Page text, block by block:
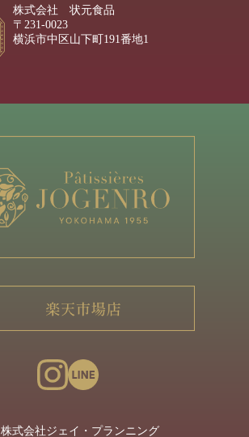
株式会社 状元食品
〒231-0023
横浜市中区山下町191番地1
株式会社ジェイ・プランニング